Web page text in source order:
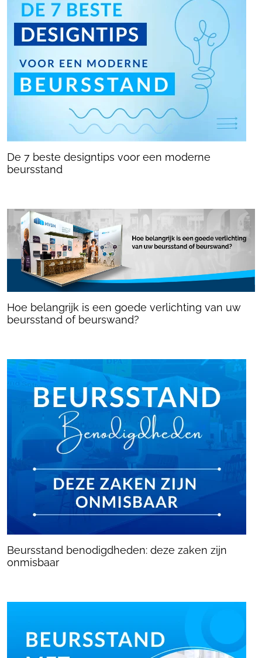
De 7 beste designtips voor een moderne
beursstand
Hoe belangrijk is een goede verlichting van uw
beursstand of beurswand?
Beursstand benodigdheden: deze zaken zijn
onmisbaar